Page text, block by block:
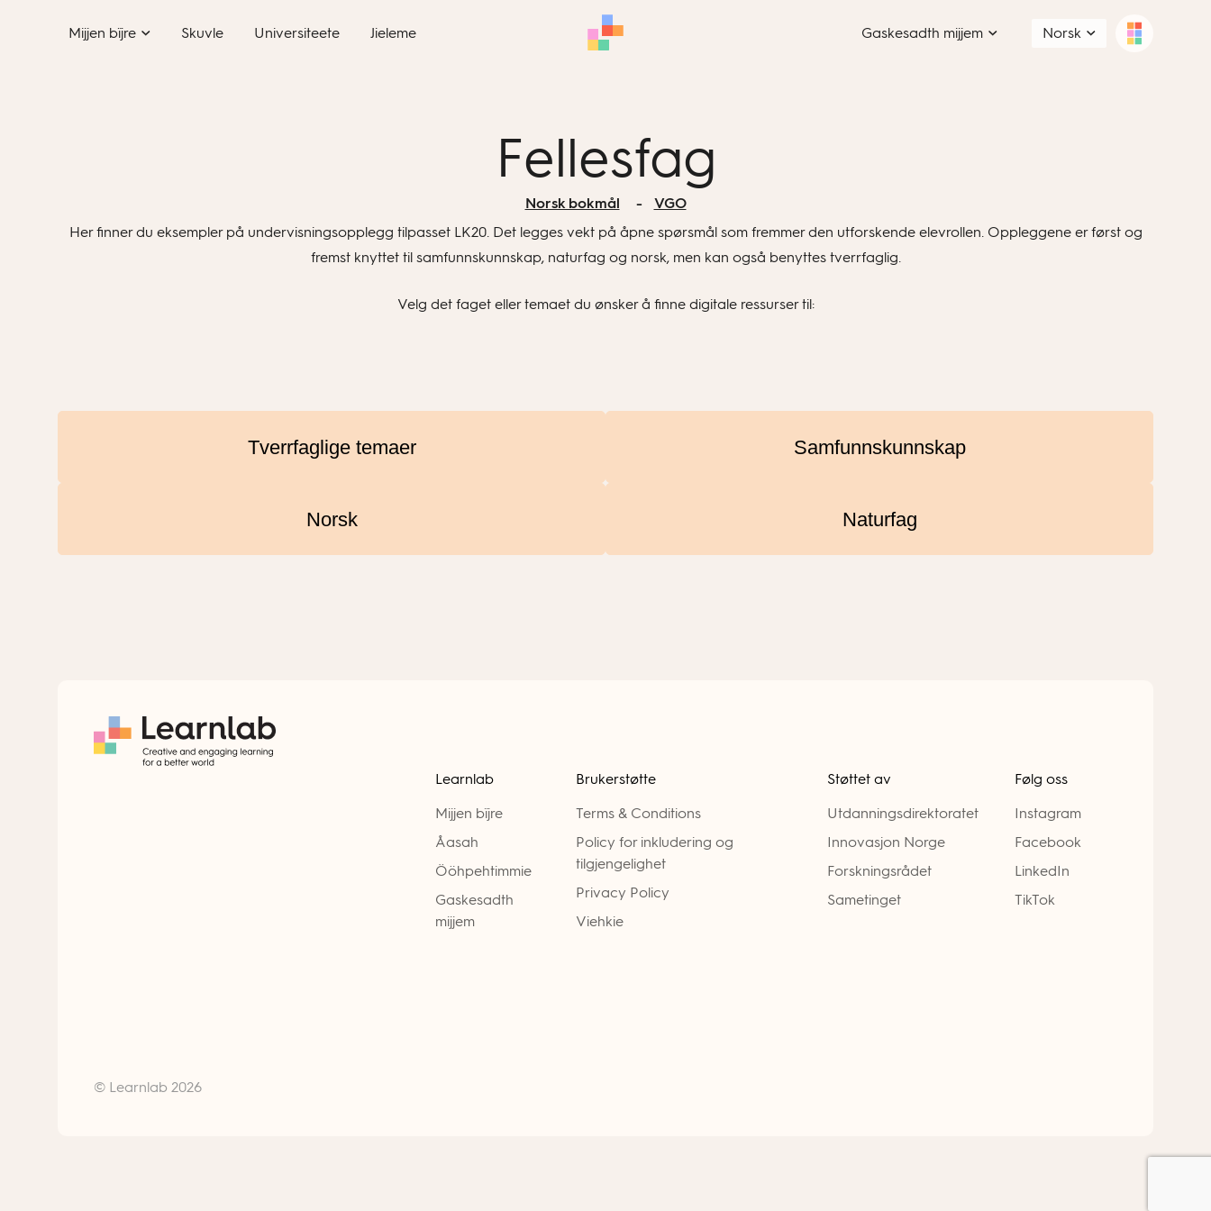
Mijjen bïjre Skuvle Universiteete Jieleme Gaskesadth mijjem Norsk
Fellesfag
Norsk bokmål
VGO
Her finner du eksempler på undervisningsopplegg tilpasset LK20. Det legges vekt på åpne spørsmål som fremmer den utforskende elevrollen. Oppleggene er først og
fremst knyttet til samfunnskunnskap, naturfag og norsk, men kan også benyttes tverrfaglig.
Velg det faget eller temaet du ønsker å finne digitale ressurser til:
Tverrfaglige temaer Samfunnskunnskap
Norsk Naturfag
© Learnlab 2026
Learnlab
Mijjen bïjre
Åasah
Ööhpehtimmie
Gaskesadth
mijjem
Brukerstøtte
Terms & Conditions
Policy for inkludering og
tilgjengelighet
Privacy Policy
Viehkie
Støttet av
Utdanningsdirektoratet
Innovasjon Norge
Forskningsrådet
Sametinget
Følg oss
Instagram
Facebook
LinkedIn
TikTok